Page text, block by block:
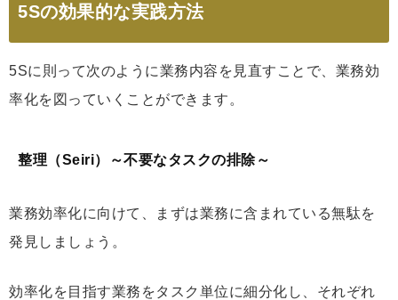
5Sの効果的な実践方法
5Sに則って次のように業務内容を見直すことで、業務効
率化を図っていくことができます。
整理（Seiri）～不要なタスクの排除～
業務効率化に向けて、まずは業務に含まれている無駄を
発見しましょう。
効率化を目指す業務をタスク単位に細分化し、それぞれ